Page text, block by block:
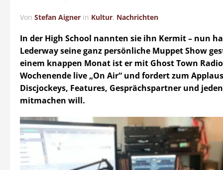
Von Stefan Aigner in Kultur, Nachrichten
In der High School nannten sie ihn Kermit – nun
Lederway seine ganz persönliche Muppet Show
einem knappen Monat ist er mit Ghost Town
Wochenende live „On Air“ und fordert zum
Discjockeys, Features, Gesprächspartner und
mitmachen will.